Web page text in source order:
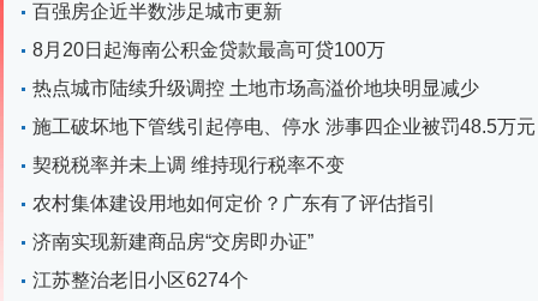
百强房企近半数涉足城市更新
8月20日起海南公积金贷款最高可贷100万
热点城市陆续升级调控 土地市场高溢价地块明显减少
施工破坏地下管线引起停电、停水 涉事四企业被罚48.5万元
契税税率并未上调 维持现行税率不变
农村集体建设用地如何定价？广东有了评估指引
济南实现新建商品房“交房即办证”
江苏整治老旧小区6274个